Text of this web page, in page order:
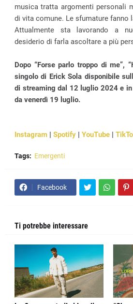
musica tratta argomenti personali
di vita comune. Le sfumature fanno
Attualmente sta lavorando a
desiderio di farla ascoltare a più
Dopo “Forse parlo troppo di me”,
singolo di Erick Sola disponibile
di streaming dal 12 luglio 2024 e
da venerdì 19 luglio.
Instagram | Spotify | YouTube |
Tags: Emergenti
Facebook
Ti potrebbe interessare